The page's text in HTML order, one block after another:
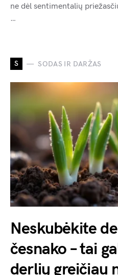
ne dėl sentimentalių
…
S SODAS IR DARŽAS
Neskubėkite
česnako – tai
derlių greičiau